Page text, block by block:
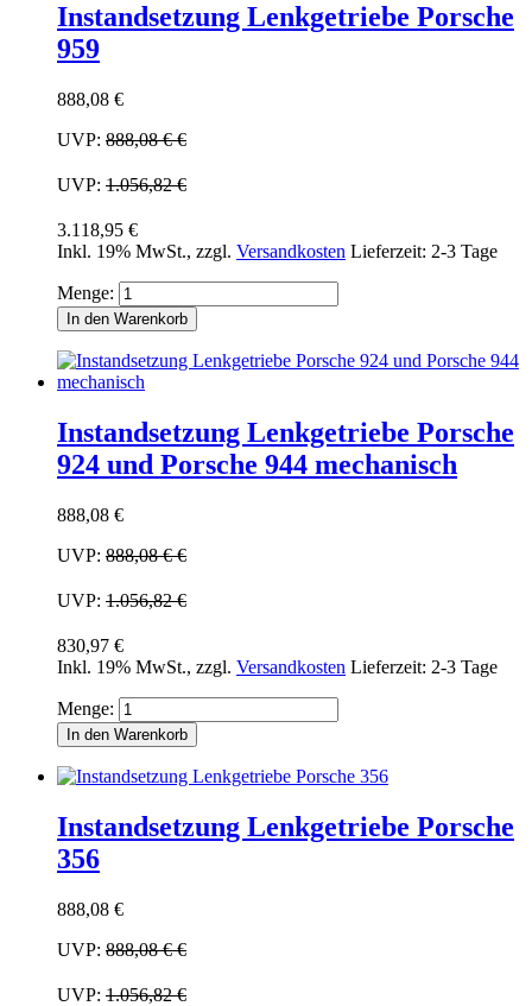
Instandsetzung Lenkgetriebe Porsche
959
888,08 €
UVP: 888,08 €€
UVP: 1.056,82 €
3.118,95 €
Inkl. 19% MwSt., zzgl. Versandkosten Lieferzeit: 2-3 Tage
Menge:
In den Warenkorb
Instandsetzung Lenkgetriebe Porsche
924 und Porsche 944 mechanisch
888,08 €
UVP: 888,08 €€
UVP: 1.056,82 €
830,97 €
Inkl. 19% MwSt., zzgl. Versandkosten Lieferzeit: 2-3 Tage
Menge:
In den Warenkorb
Instandsetzung Lenkgetriebe Porsche
356
888,08 €
UVP: 888,08 €€
UVP: 1.056,82 €